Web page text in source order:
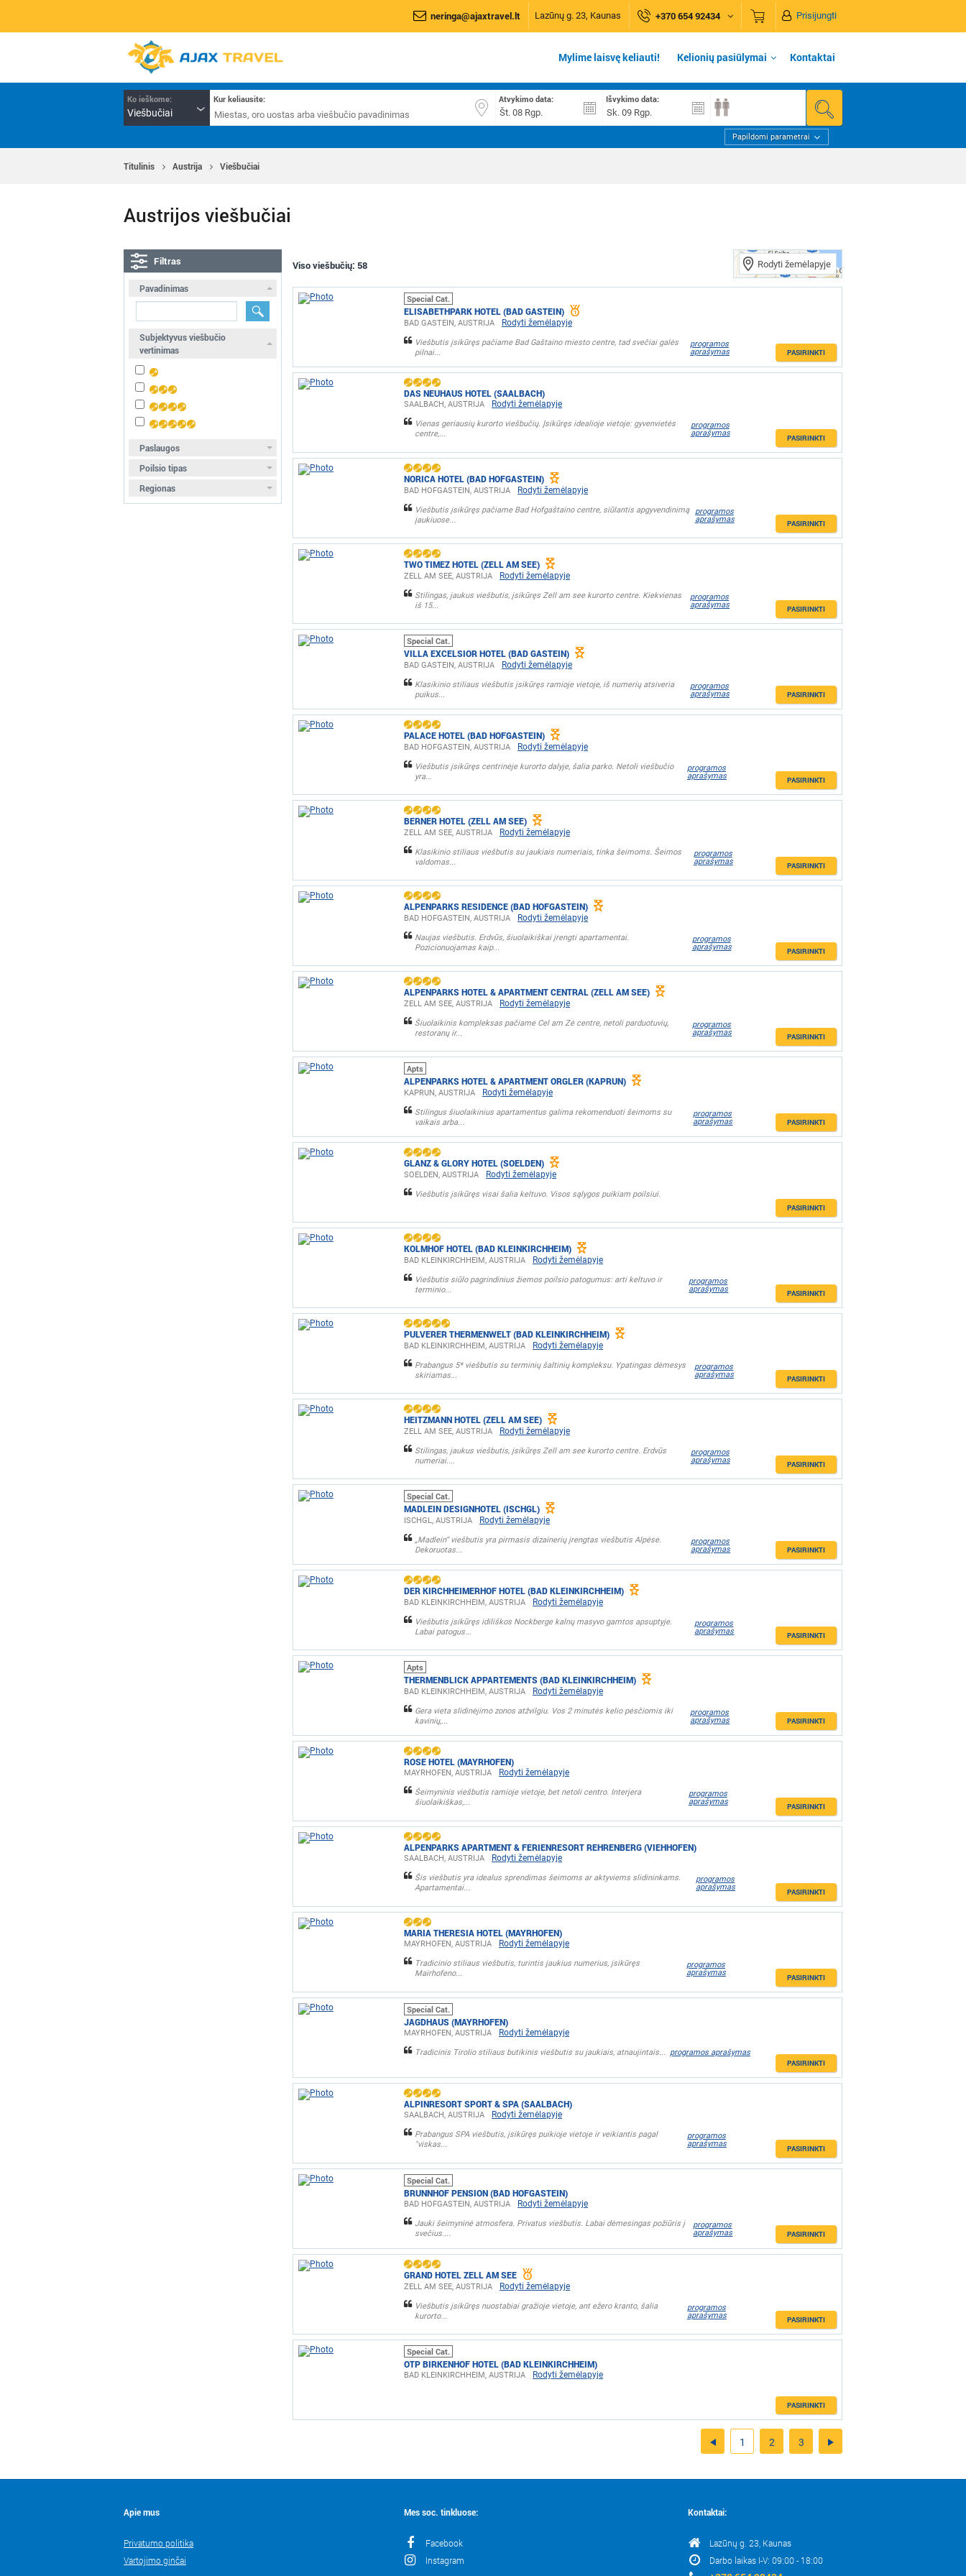
neringa@ajaxtravel.lt Lazūnų g. 23, Kaunas +370 654 92434 Prisijungti
Mylime laisvę keliauti! Kelionių pasiūlymai Kontaktai
Ko ieškome:
Viešbučiai
Kur keliausite: Atvykimo data: Išvykimo data:
Papildomi parametrai
Titulinis Austrija Viešbučiai
Austrijos viešbučiai
Filtras
Pavadinimas
Subjektyvus viešbučio
vertinimas
Paslaugos
Poilsio tipas
Regionas
Viso viešbučių: 58 Rodyti žemėlapyje
Special Cat.
ELISABETHPARK HOTEL (BAD GASTEIN)
BAD GASTEIN, AUSTRIJA Rodyti žemėlapyje
Viešbutis įsikūręs pačiame Bad Gaštaino miesto centre, tad svečiai galės
pilnai...
programos
aprašymas
PASIRINKTI
DAS NEUHAUS HOTEL (SAALBACH)
SAALBACH, AUSTRIJA Rodyti žemėlapyje
Vienas geriausių kurorto viešbučių. Įsikūręs idealioje vietoje: gyvenvietės
centre,...
programos
aprašymas
PASIRINKTI
NORICA HOTEL (BAD HOFGASTEIN)
BAD HOFGASTEIN, AUSTRIJA Rodyti žemėlapyje
Viešbutis įsikūręs pačiame Bad Hofgaštaino centre, siūlantis apgyvendinimą
jaukiuose...
programos
aprašymas
PASIRINKTI
TWO TIMEZ HOTEL (ZELL AM SEE)
ZELL AM SEE, AUSTRIJA Rodyti žemėlapyje
Stilingas, jaukus viešbutis, įsikūręs Zell am see kurorto centre. Kiekvienas
iš 15...
programos
aprašymas
PASIRINKTI
Special Cat.
VILLA EXCELSIOR HOTEL (BAD GASTEIN)
BAD GASTEIN, AUSTRIJA Rodyti žemėlapyje
Klasikinio stiliaus viešbutis įsikūręs ramioje vietoje, iš numerių atsiveria
puikus...
programos
aprašymas
PASIRINKTI
PALACE HOTEL (BAD HOFGASTEIN)
BAD HOFGASTEIN, AUSTRIJA Rodyti žemėlapyje
Viešbutis įsikūręs centrinėje kurorto dalyje, šalia parko. Netoli viešbučio
yra...
programos
aprašymas
PASIRINKTI
BERNER HOTEL (ZELL AM SEE)
ZELL AM SEE, AUSTRIJA Rodyti žemėlapyje
Klasikinio stiliaus viešbutis su jaukiais numeriais, tinka šeimoms. Šeimos
valdomas...
programos
aprašymas
PASIRINKTI
ALPENPARKS RESIDENCE (BAD HOFGASTEIN)
BAD HOFGASTEIN, AUSTRIJA Rodyti žemėlapyje
Naujas viešbutis. Erdvūs, šiuolaikiškai įrengti apartamentai.
Pozicionuojamas kaip...
programos
aprašymas
PASIRINKTI
ALPENPARKS HOTEL & APARTMENT CENTRAL (ZELL AM SEE)
ZELL AM SEE, AUSTRIJA Rodyti žemėlapyje
Šiuolaikinis kompleksas pačiame Cel am Zė centre, netoli parduotuvių,
restoranų ir...
programos
aprašymas
PASIRINKTI
Apts
ALPENPARKS HOTEL & APARTMENT ORGLER (KAPRUN)
KAPRUN, AUSTRIJA Rodyti žemėlapyje
Stilingus šiuolaikinius apartamentus galima rekomenduoti šeimoms su
vaikais arba...
programos
aprašymas
PASIRINKTI
GLANZ & GLORY HOTEL (SOELDEN)
SOELDEN, AUSTRIJA Rodyti žemėlapyje
Viešbutis įsikūręs visai šalia keltuvo. Visos sąlygos puikiam poilsiui.
PASIRINKTI
KOLMHOF HOTEL (BAD KLEINKIRCHHEIM)
BAD KLEINKIRCHHEIM, AUSTRIJA Rodyti žemėlapyje
Viešbutis siūlo pagrindinius žiemos poilsio patogumus: arti keltuvo ir
terminio...
programos
aprašymas
PASIRINKTI
PULVERER THERMENWELT (BAD KLEINKIRCHHEIM)
BAD KLEINKIRCHHEIM, AUSTRIJA Rodyti žemėlapyje
Prabangus 5* viešbutis su terminių šaltinių kompleksu. Ypatingas dėmesys
skiriamas...
programos
aprašymas
PASIRINKTI
HEITZMANN HOTEL (ZELL AM SEE)
ZELL AM SEE, AUSTRIJA Rodyti žemėlapyje
Stilingas, jaukus viešbutis, įsikūręs Zell am see kurorto centre. Erdvūs
numeriai....
programos
aprašymas
PASIRINKTI
Special Cat.
MADLEIN DESIGNHOTEL (ISCHGL)
ISCHGL, AUSTRIJA Rodyti žemėlapyje
„Madlein“ viešbutis yra pirmasis dizainerių įrengtas viešbutis Alpėse.
Dekoruotas...
programos
aprašymas
PASIRINKTI
DER KIRCHHEIMERHOF HOTEL (BAD KLEINKIRCHHEIM)
BAD KLEINKIRCHHEIM, AUSTRIJA Rodyti žemėlapyje
Viešbutis įsikūręs idiliškos Nockberge kalnų masyvo gamtos apsuptyje.
Labai patogus...
programos
aprašymas
PASIRINKTI
Apts
THERMENBLICK APPARTEMENTS (BAD KLEINKIRCHHEIM)
BAD KLEINKIRCHHEIM, AUSTRIJA Rodyti žemėlapyje
Gera vieta slidinėjimo zonos atžvilgiu. Vos 2 minutės kelio pėsčiomis iki
kavinių,...
programos
aprašymas
PASIRINKTI
ROSE HOTEL (MAYRHOFEN)
MAYRHOFEN, AUSTRIJA Rodyti žemėlapyje
Šeimyninis viešbutis ramioje vietoje, bet netoli centro. Interjera
šiuolaikiškas,...
programos
aprašymas
PASIRINKTI
ALPENPARKS APARTMENT & FERIENRESORT REHRENBERG (VIEHHOFEN)
SAALBACH, AUSTRIJA Rodyti žemėlapyje
Šis viešbutis yra idealus sprendimas šeimoms ar aktyviems slidininkams.
Apartamentai...
programos
aprašymas
PASIRINKTI
MARIA THERESIA HOTEL (MAYRHOFEN)
MAYRHOFEN, AUSTRIJA Rodyti žemėlapyje
Tradicinio stiliaus viešbutis, turintis jaukius numerius, įsikūręs
Mairhofeno...
programos
aprašymas
PASIRINKTI
Special Cat.
JAGDHAUS (MAYRHOFEN)
MAYRHOFEN, AUSTRIJA Rodyti žemėlapyje
Tradicinis Tirolio stiliaus butikinis viešbutis su jaukiais, atnaujintais... programos aprašymas
PASIRINKTI
ALPINRESORT SPORT & SPA (SAALBACH)
SAALBACH, AUSTRIJA Rodyti žemėlapyje
Prabangus SPA viešbutis, įsikūręs puikioje vietoje ir veikiantis pagal
"viskas...
programos
aprašymas
PASIRINKTI
Special Cat.
BRUNNHOF PENSION (BAD HOFGASTEIN)
BAD HOFGASTEIN, AUSTRIJA Rodyti žemėlapyje
Jauki šeimyninė atmosfera. Privatus viešbutis. Labai dėmesingas požiūris į
svečius....
programos
aprašymas
PASIRINKTI
GRAND HOTEL ZELL AM SEE
ZELL AM SEE, AUSTRIJA Rodyti žemėlapyje
Viešbutis įsikūręs nuostabiai gražioje vietoje, ant ežero kranto, šalia
kurorto...
programos
aprašymas
PASIRINKTI
Special Cat.
OTP BIRKENHOF HOTEL (BAD KLEINKIRCHHEIM)
BAD KLEINKIRCHHEIM, AUSTRIJA Rodyti žemėlapyje
PASIRINKTI
1 2 3
Apie mus
Privatumo politika
Vartojimo ginčai
Mes soc. tinkluose:
Facebook
Instagram
Kontaktai:
Lazūnų g. 23, Kaunas
Darbo laikas I-V: 09:00 - 18:00